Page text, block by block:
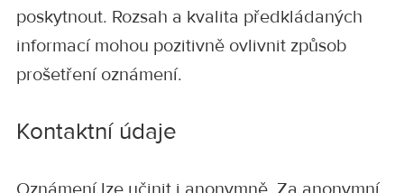
poskytnout. Rozsah a kvalita předkládaných
informací mohou pozitivně ovlivnit způsob
prošetření oznámení.
Kontaktní údaje